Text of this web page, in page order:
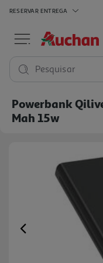
RESERVAR ENTREGA
Pesquisar
Powerbank
Mah 15w
Previous